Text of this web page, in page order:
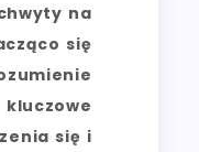
na
się
się i